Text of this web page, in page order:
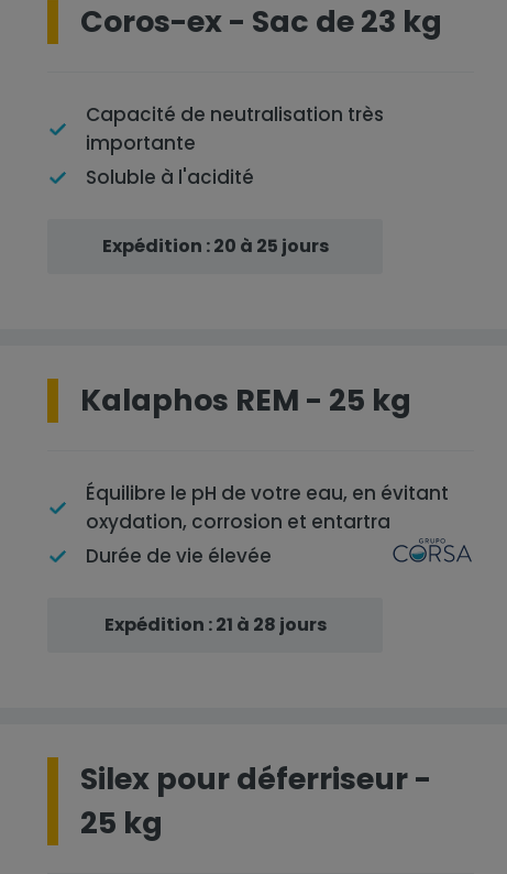
Coros-ex - Sac de 23 kg
Capacité de neutralisation très
importante
Soluble à l'acidité
Expédition : 20 à 25 jours
Kalaphos REM - 25 kg
Équilibre le pH de votre eau, en évitant
oxydation, corrosion et entartrage.
Durée de vie élevée
Expédition : 21 à 28 jours
Silex pour déferriseur -
25 kg